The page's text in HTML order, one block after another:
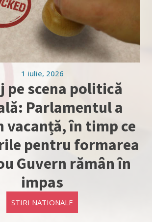
1 iulie, 2026
pe scena politică
Parlamentul a
vacanță, în timp ce
pentru formarea
Guvern rămân în
impas
STIRI NATIONALE